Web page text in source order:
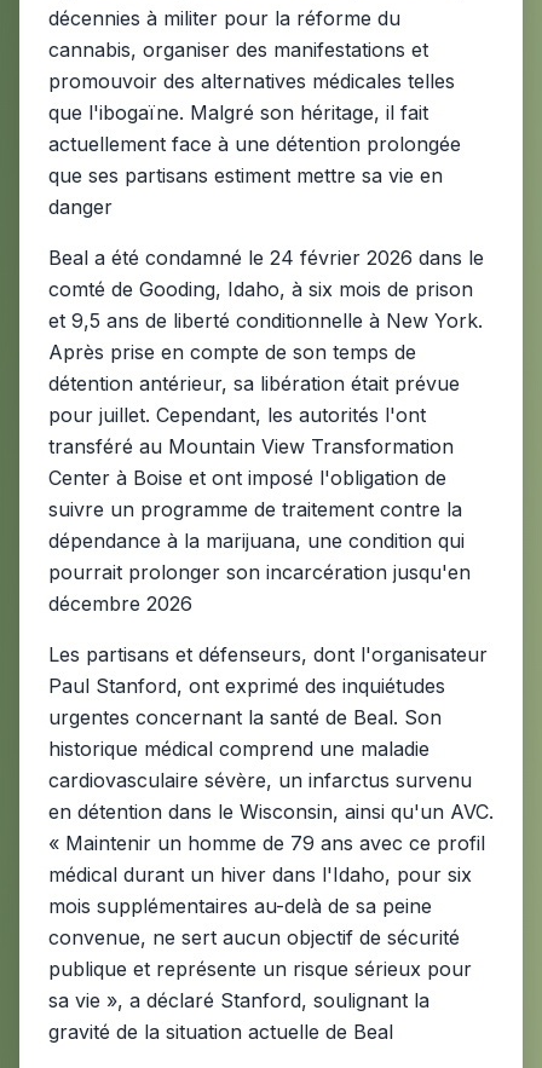
décennies à militer pour la réforme du
cannabis, organiser des manifestations et
promouvoir des alternatives médicales telles
que l'ibogaïne. Malgré son héritage, il fait
actuellement face à une détention prolongée
que ses partisans estiment mettre sa vie en
danger
Beal a été condamné le 24 février 2026 dans le
comté de Gooding, Idaho, à six mois de prison
et 9,5 ans de liberté conditionnelle à New York.
Après prise en compte de son temps de
détention antérieur, sa libération était prévue
pour juillet. Cependant, les autorités l'ont
transféré au Mountain View Transformation
Center à Boise et ont imposé l'obligation de
suivre un programme de traitement contre la
dépendance à la marijuana, une condition qui
pourrait prolonger son incarcération jusqu'en
décembre 2026
Les partisans et défenseurs, dont l'organisateur
Paul Stanford, ont exprimé des inquiétudes
urgentes concernant la santé de Beal. Son
historique médical comprend une maladie
cardiovasculaire sévère, un infarctus survenu
en détention dans le Wisconsin, ainsi qu'un AVC.
« Maintenir un homme de 79 ans avec ce profil
médical durant un hiver dans l'Idaho, pour six
mois supplémentaires au-delà de sa peine
convenue, ne sert aucun objectif de sécurité
publique et représente un risque sérieux pour
sa vie », a déclaré Stanford, soulignant la
gravité de la situation actuelle de Beal